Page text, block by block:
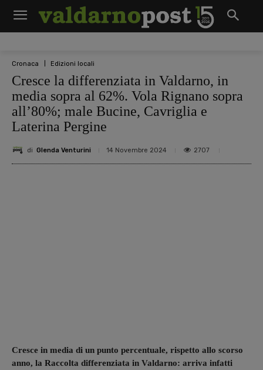
Cronaca Edizioni locali
Cresce la differenziata in Valdarno, in
media sopra al 62%. Vola Rignano sopra
all’80%; male Bucine, Cavriglia e
Laterina Pergine
di Glenda Venturini 14 Novembre 2024 2707
Cresce in media di un punto percentuale, rispetto allo scorso
anno, la Raccolta differenziata in Valdarno: arriva infatti